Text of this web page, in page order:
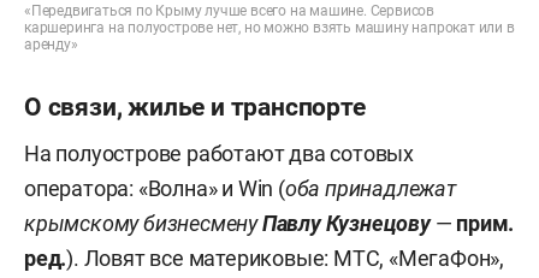
«Передвигаться по Крыму лучше всего на машине. Сервисов
каршеринга на полуострове нет, но можно взять машину напрокат или в
аренду»
О связи, жилье и транспорте
На полуострове работают два сотовых
оператора: «Волна» и Win (оба принадлежат
крымскому бизнесменуПавлу Кузнецову— прим.
ред.). Ловят все материковые: МТС, «МегаФон»,